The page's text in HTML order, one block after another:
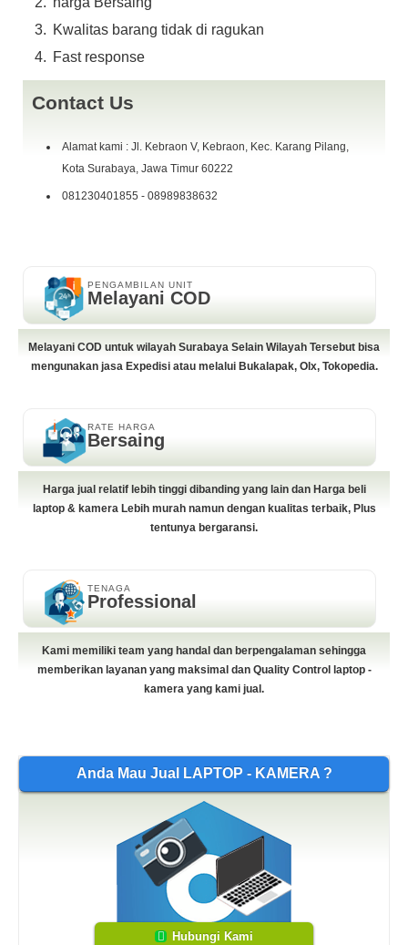
Kwalitas barang tidak di ragukan
Fast response
Contact Us
Alamat kami : Jl. Kebraon V, Kebraon, Kec. Karang Pilang,
Kota Surabaya, Jawa Timur 60222
081230401855 - 08989838632
PENGAMBILAN UNIT
Melayani COD
Melayani COD untuk wilayah Surabaya Selain Wilayah Tersebut bisa
mengunakan jasa Expedisi atau melalui Bukalapak, Olx, Tokopedia.
RATE HARGA
Bersaing
Harga jual relatif lebih tinggi dibanding yang lain dan Harga beli
laptop & kamera Lebih murah namun dengan kualitas terbaik, Plus
tentunya bergaransi.
TENAGA
Professional
Kami memiliki team yang handal dan berpengalaman sehingga
memberikan layanan yang maksimal dan Quality Control laptop -
kamera yang kami jual.
Anda Mau Jual LAPTOP - KAMERA ?
Hubungi Kami